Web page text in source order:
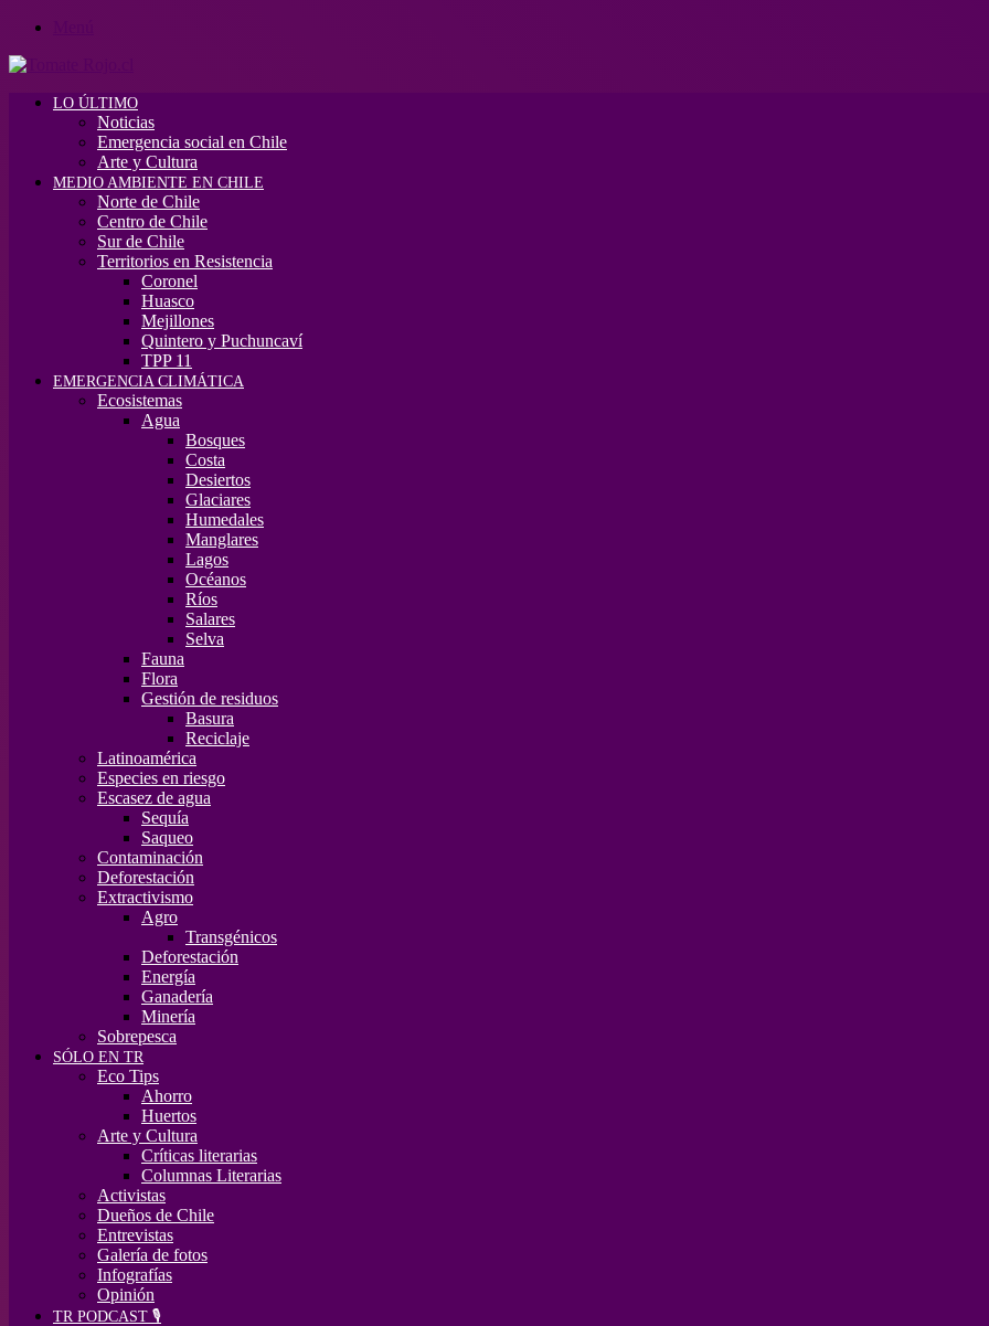
LO ÚLTIMO
Noticias
Emergencia social en Chile
Arte y Cultura
MEDIO AMBIENTE EN CHILE
Norte de Chile
Centro de Chile
Sur de Chile
Territorios en Resistencia
Coronel
Huasco
Mejillones
Quintero y Puchuncaví
TPP 11
EMERGENCIA CLIMÁTICA
Ecosistemas
Agua
Bosques
Costa
Desiertos
Glaciares
Humedales
Manglares
Lagos
Océanos
Ríos
Salares
Selva
Fauna
Flora
Gestión de residuos
Basura
Reciclaje
Latinoamérica
Especies en riesgo
Escasez de agua
Sequía
Saqueo
Contaminación
Deforestación
Extractivismo
Agro
Transgénicos
Deforestación
Energía
Ganadería
Minería
Sobrepesca
SÓLO EN TR
Eco Tips
Ahorro
Huertos
Arte y Cultura
Críticas literarias
Columnas Literarias
Activistas
Dueños de Chile
Entrevistas
Galería de fotos
Infografías
Opinión
TR PODCAST 🎙️